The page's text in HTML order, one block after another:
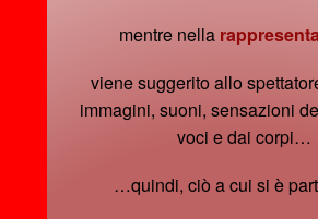
mentre nella
viene suggerito allo
immagini, suoni, sensazioni
voci e dai corpi…
…quindi, ciò a cui si è